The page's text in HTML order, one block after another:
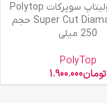
پولیش پولیتاپ سوپرکات Polytop
Super Cut Diamant 5000 حجم
250 میلی
PolyTop
تومان1.900.000